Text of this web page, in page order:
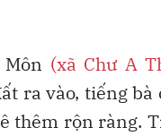
(xã Chư A
ra vào, tiếng bà
thêm rộn ràng.